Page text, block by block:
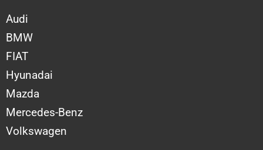
Audi
BMW
FIAT
Hyunadai
Mazda
Mercedes-Benz
Volkswagen